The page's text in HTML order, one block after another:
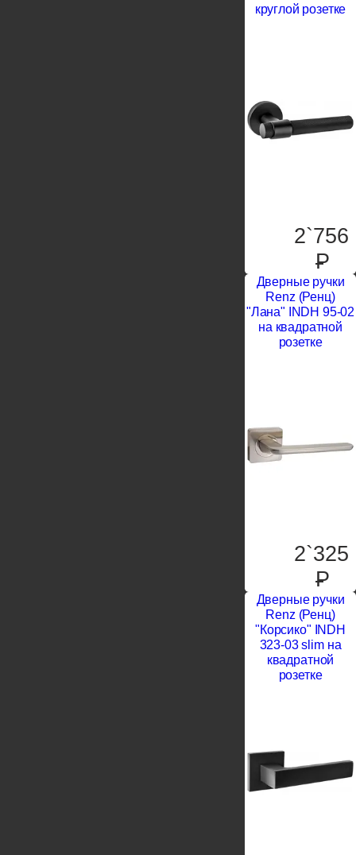
круглой розетке
2`756
P
Дверные ручки
Renz (Ренц)
"Лана" INDH 95-02
на квадратной
розетке
2`325
P
Дверные ручки
Renz (Ренц)
"Корсико" INDH
323-03 slim на
квадратной
розетке